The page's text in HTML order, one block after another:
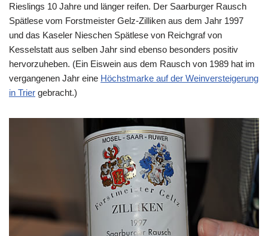
Rieslings 10 Jahre und länger reifen. Der Saarburger Rausch
Spätlese vom Forstmeister Gelz-Zilliken aus dem Jahr 1997
und das Kaseler Nieschen Spätlese von Reichgraf von
Kesselstatt aus selben Jahr sind ebenso besonders positiv
hervorzuheben. (Ein Eiswein aus dem Rausch von 1989 hat im
vergangenen Jahr eine Höchstmarke auf der Weinversteigerung
in Trier gebracht.)